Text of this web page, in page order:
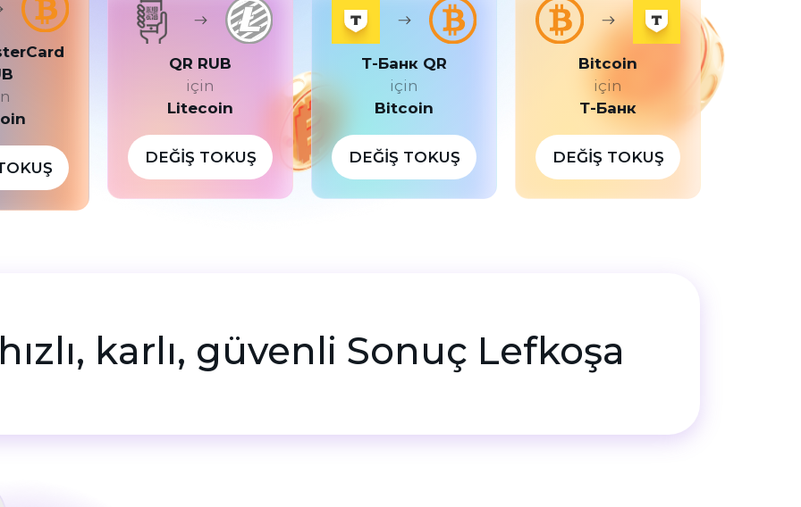
QR RUB
için
Litecoin
DEĞIŞ TOKUŞ
Т-Банк QR
için
Bitcoin
DEĞIŞ TOKUŞ
Bitcoin
için
Т-Банк
DEĞIŞ TOKUŞ
karlı, güvenli Sonuç Lefkoşa